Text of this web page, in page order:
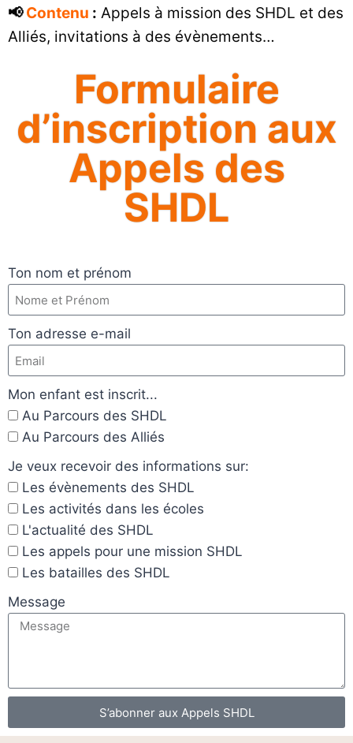
📢Contenu : Appels à mission des SHDL et des
Alliés, invitations à des évènements…
Formulaire
d’inscription aux
Appels des
SHDL
Ton nom et prénom
Ton adresse e-mail
Mon enfant est inscrit...
Au Parcours des SHDL
Au Parcours des Alliés
Je veux recevoir des informations sur:
Les évènements des SHDL
Les activités dans les écoles
L'actualité des SHDL
Les appels pour une mission SHDL
Les batailles des SHDL
Message
S’abonner aux Appels SHDL